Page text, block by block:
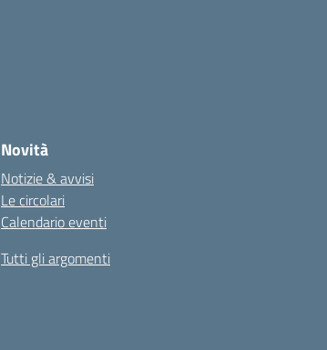
Novità
Notizie & avvisi
Le circolari
Calendario eventi
Tutti gli argomenti